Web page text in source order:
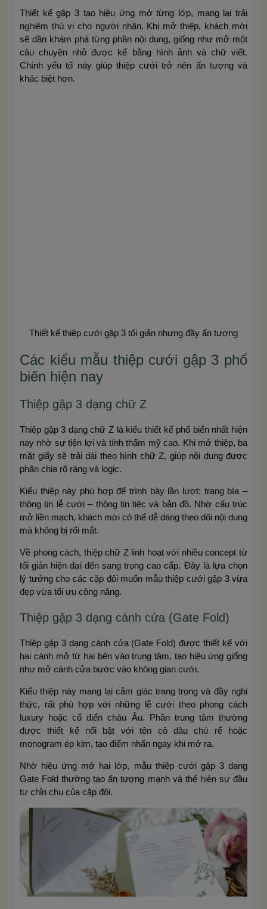
Thiết kế gập 3 tạo hiệu ứng mở từng lớp, mang lại trải
nghiệm thú vị cho người nhận. Khi mở thiệp, khách mời
sẽ dần khám phá từng phần nội dung, giống như mở một
câu chuyện nhỏ được kể bằng hình ảnh và chữ viết.
Chính yếu tố này giúp thiệp cưới trở nên ấn tượng và
khác biệt hơn.
Thiết kế thiệp cưới gập 3 tối giản nhưng đầy ấn tượng
Các kiểu mẫu thiệp cưới gập 3 phổ
biến hiện nay
Thiệp gập 3 dạng chữ Z
Thiệp gập 3 dạng chữ Z là kiểu thiết kế phổ biến nhất hiện
nay nhờ sự tiện lợi và tính thẩm mỹ cao. Khi mở thiệp, ba
mặt giấy sẽ trải dài theo hình chữ Z, giúp nội dung được
phân chia rõ ràng và logic.
Kiểu thiệp này phù hợp để trình bày lần lượt: trang bìa –
thông tin lễ cưới – thông tin tiệc và bản đồ. Nhờ cấu trúc
mở liền mạch, khách mời có thể dễ dàng theo dõi nội dung
mà không bị rối mắt.
Về phong cách, thiệp chữ Z linh hoạt với nhiều concept từ
tối giản hiện đại đến sang trọng cao cấp. Đây là lựa chọn
lý tưởng cho các cặp đôi muốn mẫu thiệp cưới gập 3 vừa
đẹp vừa tối ưu công năng.
Thiệp gập 3 dạng cánh cửa (Gate Fold)
Thiệp gập 3 dạng cánh cửa (Gate Fold) được thiết kế với
hai cánh mở từ hai bên vào trung tâm, tạo hiệu ứng giống
như mở cánh cửa bước vào không gian cưới.
Kiểu thiệp này mang lại cảm giác trang trọng và đầy nghi
thức, rất phù hợp với những lễ cưới theo phong cách
luxury hoặc cổ điển châu Âu. Phần trung tâm thường
được thiết kế nổi bật với tên cô dâu chú rể hoặc
monogram ép kim, tạo điểm nhấn ngay khi mở ra.
Nhờ hiệu ứng mở hai lớp, mẫu thiệp cưới gập 3 dạng
Gate Fold thường tạo ấn tượng mạnh và thể hiện sự đầu
tư chỉn chu của cặp đôi.